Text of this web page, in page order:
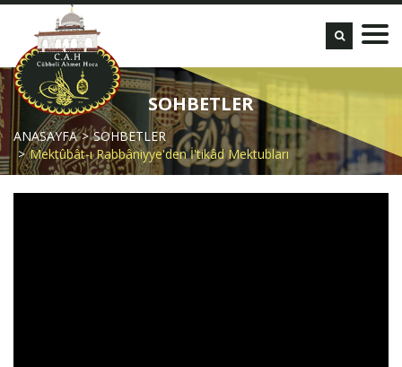
SOHBETLER
ANASAYFA
SOHBETLER
Mektûbât-ı Rabbâniyye'den İ'tikâd Mektubları